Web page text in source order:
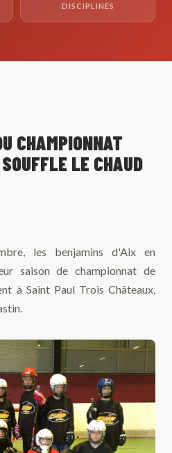
DISCIPLINES
CHAMPIONNAT
LE CHAUD
les benjamins d'Aix en
saison de championnat de
à Saint Paul Trois Châteaux,